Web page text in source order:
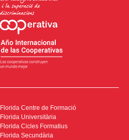
Florida Centre de Formació
Florida Universitària
Florida Cicles Formatius
Florida Secundària